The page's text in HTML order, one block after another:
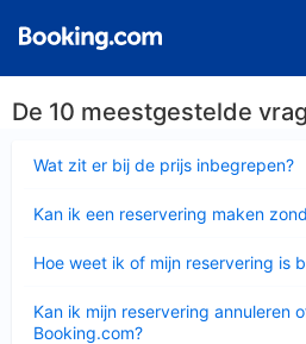
De 10 meestgestelde
Wat zit er bij de prijs inbegrepen?
Kan ik een reservering maken
Hoe weet ik of mijn reservering is
Kan ik mijn reservering annuleren
Booking.com?